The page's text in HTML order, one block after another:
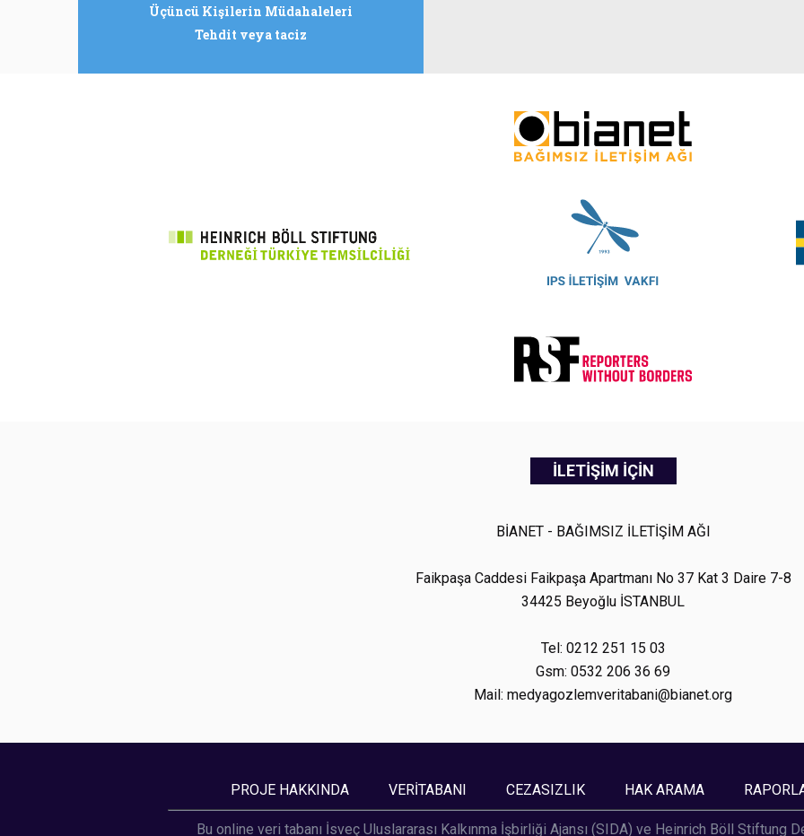
Üçüncü Kişilerin Müdahaleleri
Tehdit veya taciz
İLETİŞİM İÇİN
BİANET - BAĞIMSIZ İLETİŞİM AĞI
Faikpaşa Caddesi Faikpaşa Apartmanı No 37 Kat 3 Daire 7-8
34425 Beyoğlu İSTANBUL
Tel: 0212 251 15 03
Gsm: 0532 206 36 69
Mail: medyagozlemveritabani@bianet.org
PROJE HAKKINDA VERİTABANI CEZASIZLIK HAK ARAMA
Bu online veri tabanı İsveç Uluslararası Kalkınma İşbirliği Ajansı (SIDA) ve Heinrich Böll Stiftung